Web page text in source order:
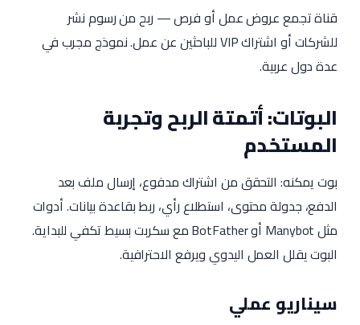
قناة تجمع عروض عمل أو فرص — ربح من رسوم نشر
للشركات أو اشتراك VIP للباحثين عن عمل. نموذج مجرب في
عدة دول عربية.
البوتات: أتمتة الربح وتجربة
المستخدم
بوت يمكنه: التحقق من اشتراك مدفوع، إرسال ملف بعد
الدفع، جدولة محتوى، استطلاع رأي، ربط بقاعدة بيانات. أدوات
مثل Manybot أو BotFather مع سكربت بسيط تكفي للبداية.
البوت يقلل العمل اليدوي ويرفع الاحترافية.
سيناريو عملي